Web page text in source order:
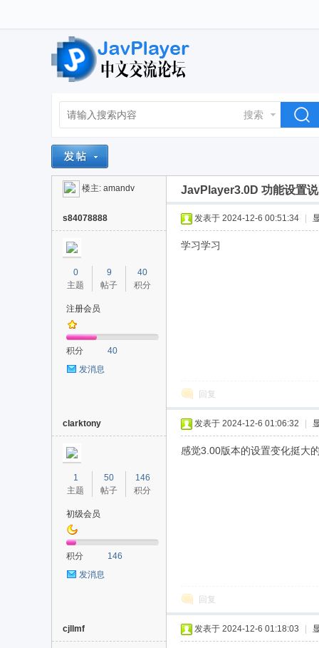
搜索
楼主: amandv JavPlayer3.0D 功能设置说
s84078888
0
主题
9
帖子
40
积分
注册会员
积分
40
发消息
发表于 2024-12-6 00:51:34
学习学习
回复
clarktony
1
主题
50
帖子
146
积分
初级会员
积分
146
发消息
发表于 2024-12-6 01:06:32
感觉3.00版本的设置变化挺大的
回复
cjllmf 发表于 2024-12-6 01:18:03